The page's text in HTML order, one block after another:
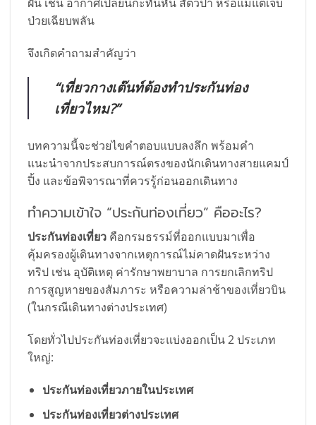
ฝัน เช่น อากาศเปลี่ยนกะทันหัน สัตว์ป่า หรือแม้แต่เจ็บ
ป่วยเฉียบพลัน
จึงเกิดคำถามสำคัญว่า
“เที่ยวกางเต๊นท์ต้องทำประกันท่อง
เที่ยวไหม?”
บทความนี้จะช่วยไขคำตอบแบบลงลึก พร้อมคำ
แนะนำจากประสบการณ์ตรงของนักเดินทางสายแคมป์
ปิ้ง และข้อพิจารณาที่ควรรู้ก่อนออกเดินทาง
ทำความเข้าใจ “ประกันท่องเที่ยว” คืออะไร?
ประกันท่องเที่ยว คือกรมธรรม์ที่ออกแบบมาเพื่อ
คุ้มครองผู้เดินทางจากเหตุการณ์ไม่คาดฝันระหว่าง
ทริป เช่น อุบัติเหตุ ค่ารักษาพยาบาล การยกเลิกทริป
การสูญหายของสัมภาระ หรือความล่าช้าของเที่ยวบิน
(ในกรณีเดินทางต่างประเทศ)
โดยทั่วไปประกันท่องเที่ยวจะแบ่งออกเป็น 2 ประเภท
ใหญ่:
ประกันท่องเที่ยวภายในประเทศ
ประกันท่องเที่ยวต่างประเทศ